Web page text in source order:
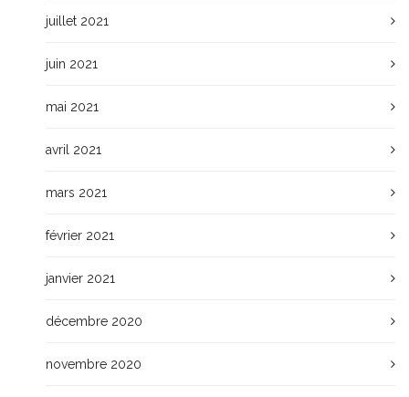
juillet 2021
juin 2021
mai 2021
avril 2021
mars 2021
février 2021
janvier 2021
décembre 2020
novembre 2020